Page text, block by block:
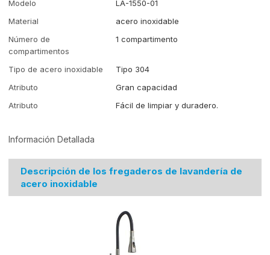
Modelo
LA-1550-01
Material
acero inoxidable
Número de
compartimentos
1 compartimento
Tipo de acero inoxidable
Tipo 304
Atributo
Gran capacidad
Atributo
Fácil de limpiar y duradero.
Información Detallada
Descripción de los fregaderos de lavandería de
acero inoxidable